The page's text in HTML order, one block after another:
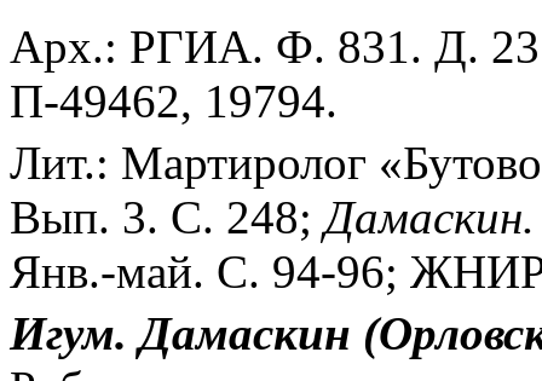
Арх.: РГИА. Ф. 831. Д.
П-49462, 19794.
Лит.: Мартиролог
Вып. 3. С. 248;Дамаскин.
Янв.-май. С. 94-96;
Игум. Дамаскин